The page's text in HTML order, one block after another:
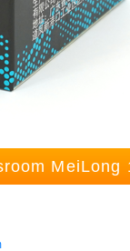
MeiLong